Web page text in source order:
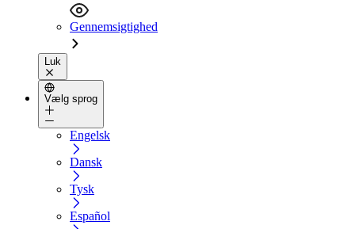
Gennemsigtighed
Luk
Vælg sprog
Engelsk
Dansk
Tysk
Español